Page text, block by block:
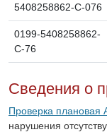
5408258862-С-076
0199-5408258862-
С-76
Сведения о
Проверка плановая
нарушения